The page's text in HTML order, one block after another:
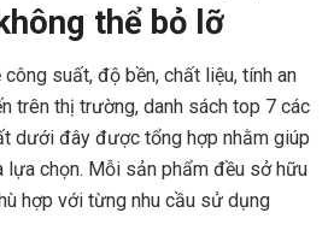
thể bỏ lỡ
suất, độ bền, chất liệu, tính an
trên thị trường, danh sách top 7 các
dưới đây được tổng hợp nhằm giúp
lựa chọn. Mỗi sản phẩm đều sở hữu
hợp với từng nhu cầu sử dụng